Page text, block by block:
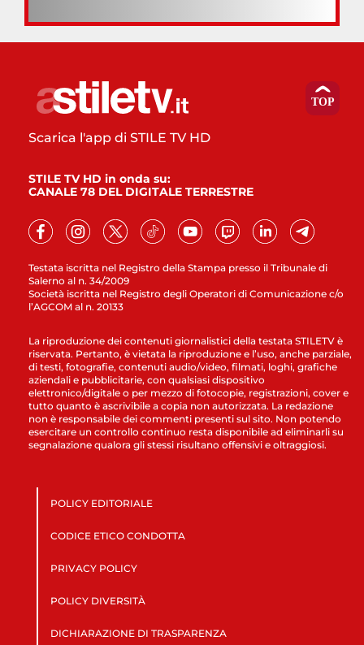
Testata iscritta nel Registro della Stampa presso il Tribunale di
Salerno al n. 34/2009
Società iscritta nel Registro degli Operatori di Comunicazione c/o
l’AGCOM al n. 20133
Scarica l'app di STILE TV HD
STILE TV HD in onda su:
CANALE 78 DEL DIGITALE TERRESTRE
La riproduzione dei contenuti giornalistici della testata STILETV è
riservata. Pertanto, è vietata la riproduzione e l’uso, anche parziale,
di testi, fotografie, contenuti audio/video, filmati, loghi, grafiche
aziendali e pubblicitarie, con qualsiasi dispositivo
elettronico/digitale o per mezzo di fotocopie, registrazioni, cover e
tutto quanto è ascrivibile a copia non autorizzata. La redazione
non è responsabile dei commenti presenti sul sito. Non potendo
esercitare un controllo continuo resta disponibile ad eliminarli su
segnalazione qualora gli stessi risultano offensivi e oltraggiosi.
POLICY EDITORIALE
CODICE ETICO CONDOTTA
PRIVACY POLICY
POLICY DIVERSITÀ
DICHIARAZIONE DI TRASPARENZA